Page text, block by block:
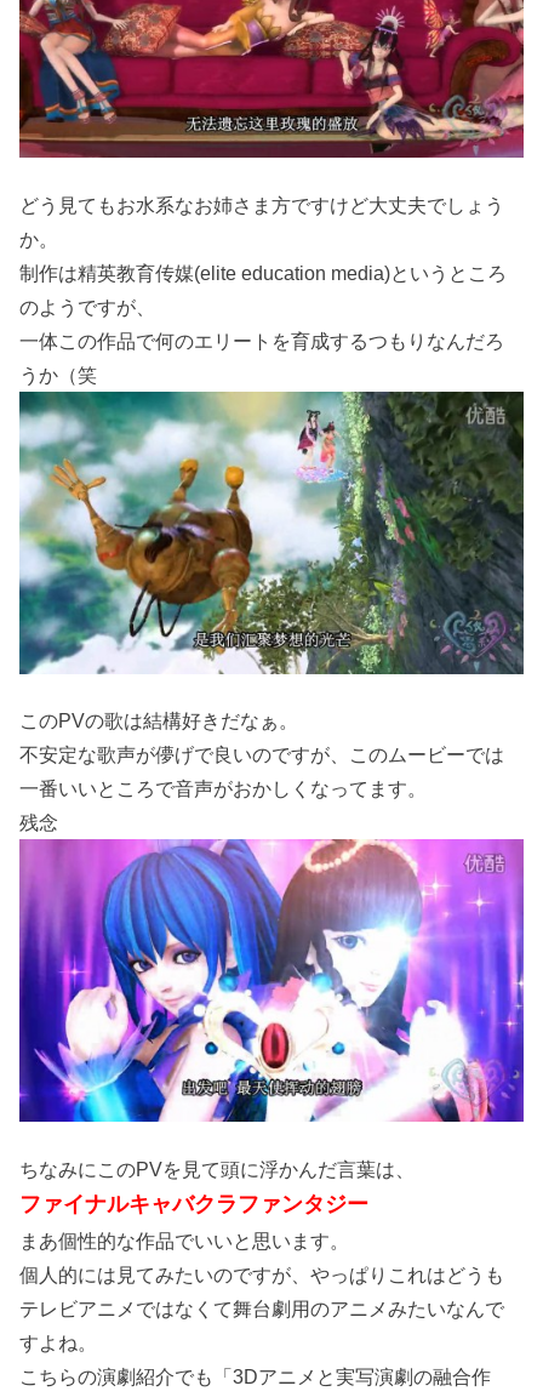
どう見てもお水系なお姉さま方ですけど大丈夫でしょう
か。
制作は精英教育传媒(elite education media)というところ
のようですが、
一体この作品で何のエリートを育成するつもりなんだろ
うか（笑
このPVの歌は結構好きだなぁ。
不安定な歌声が儚げで良いのですが、このムービーでは
一番いいところで音声がおかしくなってます。
残念
ちなみにこのPVを見て頭に浮かんだ言葉は、
ファイナルキャバクラファンタジー
まあ個性的な作品でいいと思います。
個人的には見てみたいのですが、やっぱりこれはどうも
テレビアニメではなくて舞台劇用のアニメみたいなんで
すよね。
こちらの演劇紹介でも「3Dアニメと実写演劇の融合作